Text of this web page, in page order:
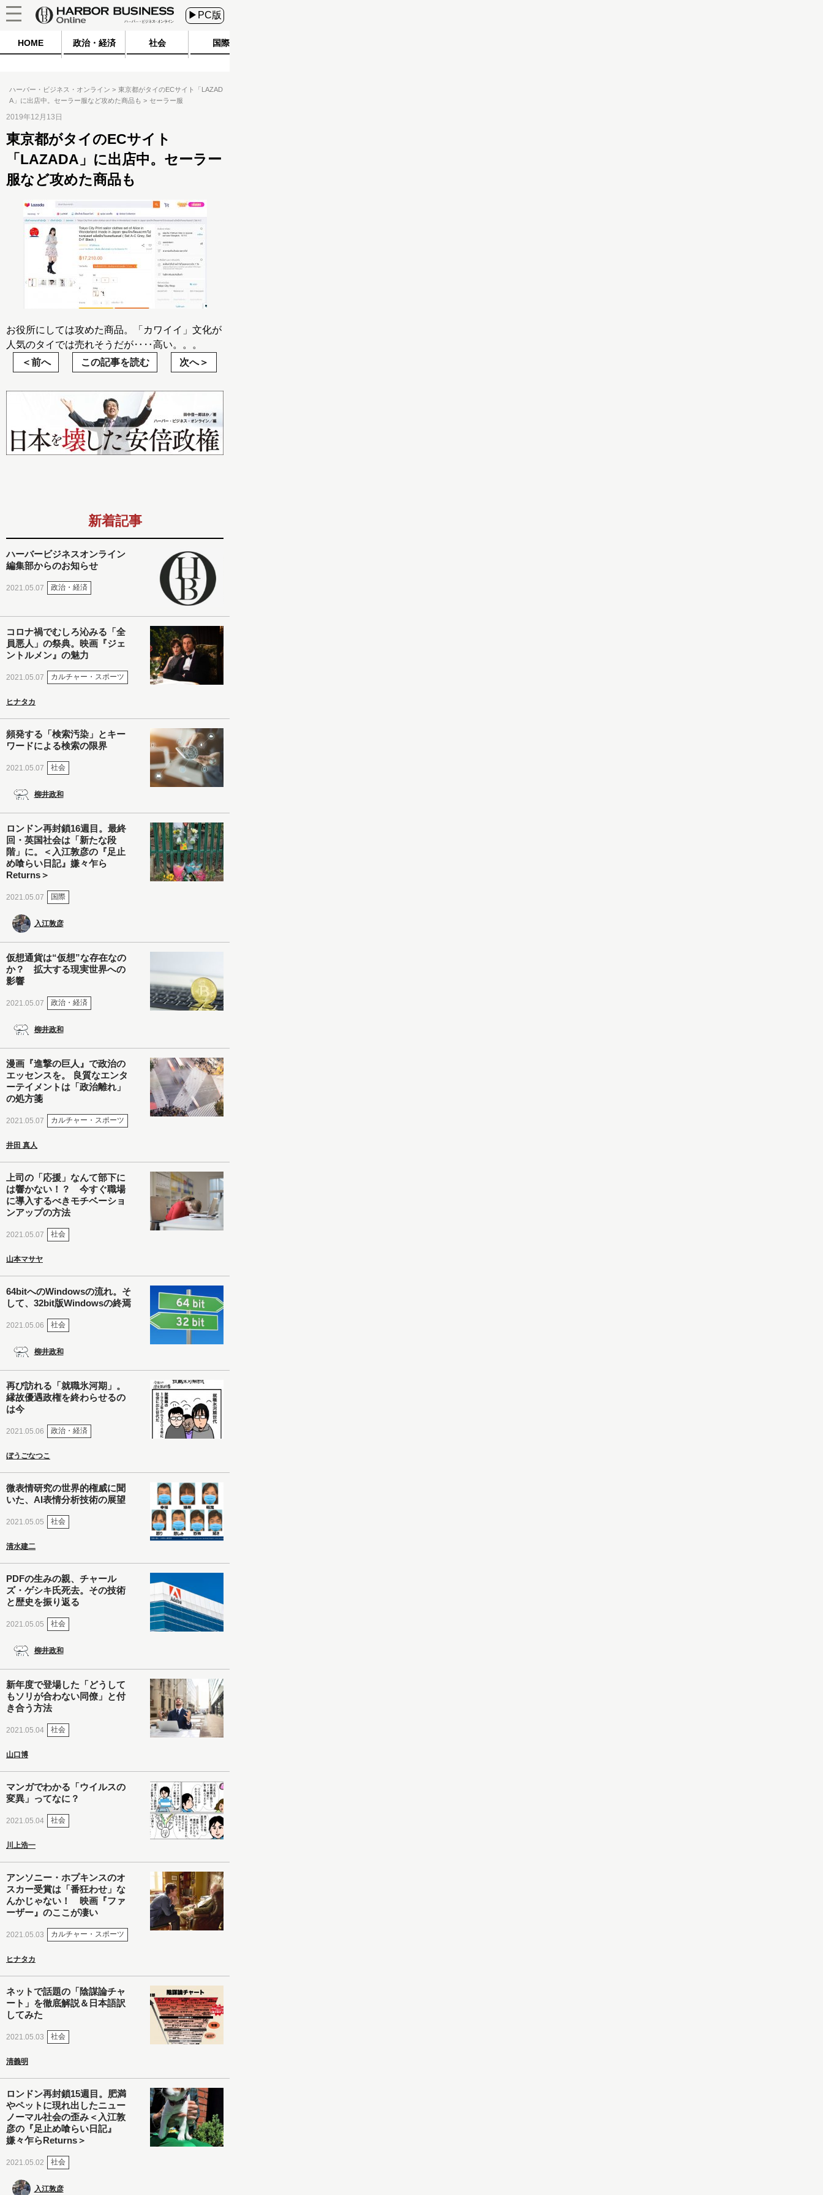
▶PC版
HOME 政治・経済 社会 国際
ハーバー・ビジネス・オンライン
東京都がタイのECサイト「LAZAD
A」に出店中。セーラー服など攻めた商品も
セーラー服
2019年12月13日
東京都がタイのECサイト
「LAZADA」に出店中。セーラー
服など攻めた商品も
お役所にしては攻めた商品。「カワイイ」文化が
人気のタイでは売れそうだが‥‥高い。。。
前へ
この記事を読む 次へ
新着記事
ハーバービジネスオンライン
編集部からのお知らせ
2021.05.07 政治・経済
コロナ禍でむしろ沁みる「全
員悪人」の祭典。映画『ジェ
ントルメン』の魅力
2021.05.07 カルチャー・スポーツ
ヒナタカ
頻発する「検索汚染」とキー
ワードによる検索の限界
2021.05.07 社会
柳井政和
ロンドン再封鎖16週目。最終
回・英国社会は「新たな段
階」に。＜入江敦彦の『足止
め喰らい日記』嫌々乍ら
Returns＞
2021.05.07 国際
入江敦彦
仮想通貨は“仮想”な存在なの
か？ 拡大する現実世界への
影響
2021.05.07 政治・経済
柳井政和
漫画『進撃の巨人』で政治の
エッセンスを。 良質なエンタ
ーテイメントは「政治離れ」
の処方箋
2021.05.07 カルチャー・スポーツ
井田 真人
上司の「応援」なんて部下に
は響かない！？ 今すぐ職場
に導入するべきモチベーショ
ンアップの方法
2021.05.07 社会
山本マサヤ
64bitへのWindowsの流れ。そ
して、32bit版Windowsの終焉
2021.05.06 社会
柳井政和
再び訪れる「就職氷河期」。
縁故優遇政権を終わらせるの
は今
2021.05.06 政治・経済
ぼうごなつこ
微表情研究の世界的権威に聞
いた、AI表情分析技術の展望
2021.05.05 社会
清水建二
PDFの生みの親、チャール
ズ・ゲシキ氏死去。その技術
と歴史を振り返る
2021.05.05 社会
柳井政和
新年度で登場した「どうして
もソリが合わない同僚」と付
き合う方法
2021.05.04 社会
山口博
マンガでわかる「ウイルスの
変異」ってなに？
2021.05.04 社会
川上浩一
アンソニー・ホプキンスのオ
スカー受賞は「番狂わせ」な
んかじゃない！ 映画『ファ
ーザー』のここが凄い
2021.05.03 カルチャー・スポーツ
ヒナタカ
ネットで話題の「陰謀論チャ
ート」を徹底解説＆日本語訳
してみた
2021.05.03 社会
清義明
ロンドン再封鎖15週目。肥満
やペットに現れ出したニュー
ノーマル社会の歪み＜入江敦
彦の『足止め喰らい日記』
嫌々乍らReturns＞
2021.05.02 社会
入江敦彦